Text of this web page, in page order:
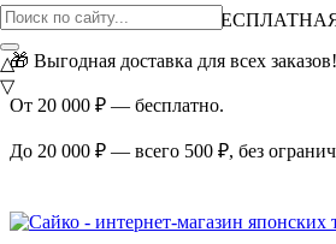
ВНИМАНИЕ АКЦИЯ!
🎁 Выгодная доставка для всех заказов!
От 20 000 ₽ — бесплатно.
До 20 000 ₽ — всего 500 ₽, без
△
▽